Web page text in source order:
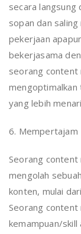
secara langsung
sopan dan
pekerjaan
bekerjasama
seorang content
mengoptimalkan
yang lebih
6. Mempertajam
Seorang content
mengolah
konten, mulai
Seorang content
kemampuan/skill